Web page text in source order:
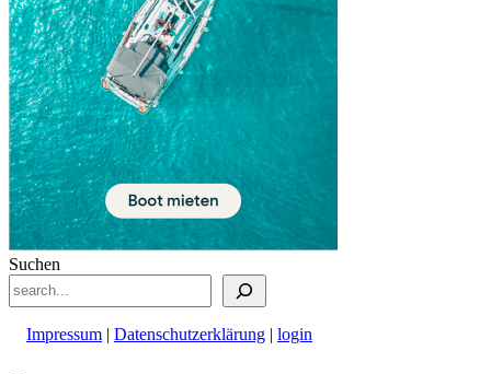
Suchen
Impressum | Datenschutzerklärung | login